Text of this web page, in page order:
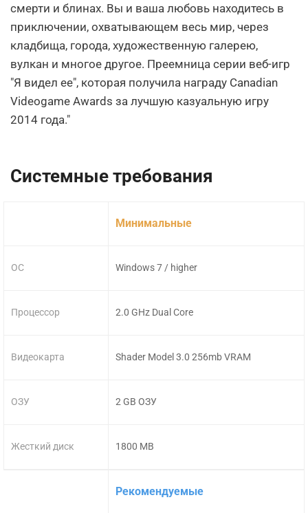
смерти и блинах. Вы и ваша любовь находитесь в
приключении, охватывающем весь мир, через
кладбища, города, художественную галерею,
вулкан и многое другое. Преемница серии веб-игр
"Я видел ее", которая получила награду Canadian
Videogame Awards за лучшую казуальную игру
2014 года."
Системные требования
ОС
Процессор
Видеокарта
ОЗУ
Жесткий диск
Минимальные
Windows 7 / higher
2.0 GHz Dual Core
Shader Model 3.0 256mb VRAM
2 GB ОЗУ
1800 MB
Рекомендуемые